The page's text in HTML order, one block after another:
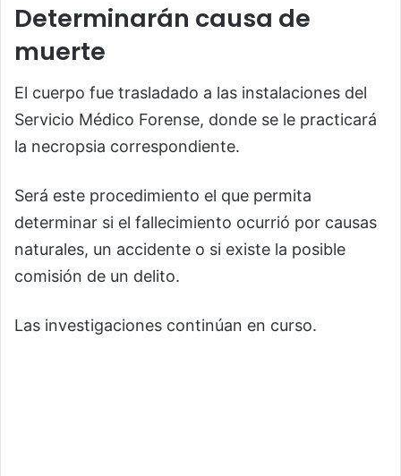
Determinarán causa de
muerte
El cuerpo fue trasladado a las instalaciones del
Servicio Médico Forense, donde se le practicará
la necropsia correspondiente.
Será este procedimiento el que permita
determinar si el fallecimiento ocurrió por causas
naturales, un accidente o si existe la posible
comisión de un delito.
Las investigaciones continúan en curso.